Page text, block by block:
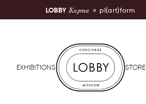
LOBBY Карта × pl(art)form
EXHIBITIONS
LOBBY Moscow
STORE